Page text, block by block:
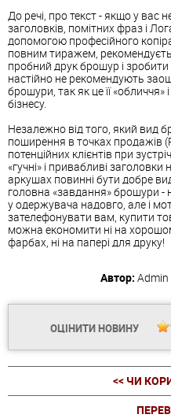
До речі, про текст - якщо у вас
заголовків, помітних фраз і
допомогою професійного
повним тиражем,
пробний друк брошур і
настійно не рекомендують
брошури, так як це її
бізнесу.
Незалежно від того, який вид
поширення в точках продажів
потенційних клієнтів при
«гучні» і привабливі заголовки
аркушах повинні бути добре
головна «завдання» брошури -
у одержувача надовго, але і
зателефонувати вам, купити
можна економити ні на
фарбах, ні на папері для друку!
Автор: Admin
ОЦІНИТИ НОВИНУ
<< ЧИ